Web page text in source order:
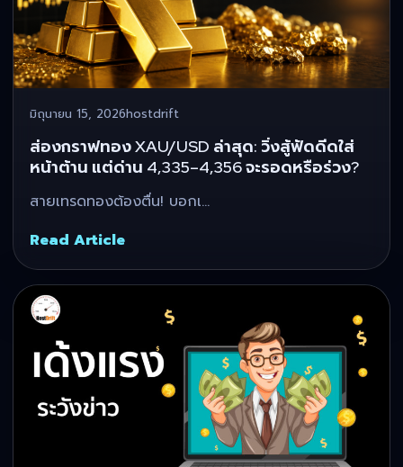
มิถุนายน 15, 2026hostdrift
ส่องกราฟทอง XAU/USD ล่าสุด: วิ่งสู้ฟัดดีดใส่
หน้าต้าน แต่ด่าน 4,335–4,356 จะรอดหรือร่วง?
สายเทรดทองต้องตื่น! บอกเ…
Read Article